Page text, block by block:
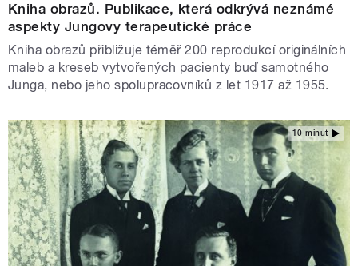
Kniha obrazů. Publikace, která odkrývá neznámé
aspekty Jungovy terapeutické práce
Kniha obrazů přibližuje téměř 200 reprodukcí originálních
maleb a kreseb vytvořených pacienty buď samotného
Junga, nebo jeho spolupracovníků z let 1917 až 1955.
10 minut